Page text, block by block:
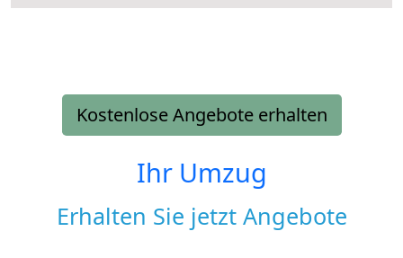
Kostenlose Angebote erhalten
Ihr Umzug
Erhalten Sie jetzt Angebote